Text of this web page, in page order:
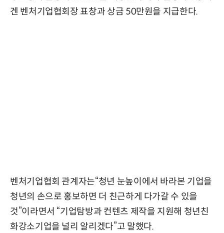
겐 벤처기업협회장 표창과 상금 50만원을 지급한다.
벤처기업협회 관계자는“청년 눈높이에서 바라본 기업을
청년의 손으로 홍보하면 더 친근하게 다가갈 수 있을
것”이라면서 “기업탐방과 컨텐츠 제작을 지원해 청년친
화강소기업을 널리 알리겠다”고 말했다.